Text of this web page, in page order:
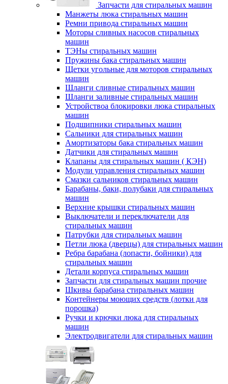
Запчасти для стиральных машин
Манжеты люка стиральных машин
Ремни привода стиральных машин
Моторы сливных насосов стиральных
машин
ТЭНы стиральных машин
Пружины бака стиральных машин
Щетки угольные для моторов стиральных
машин
Шланги сливные стиральных машин
Шланги заливные стиральных машин
Устройствоа блокировки люка стиральных
машин
Подшипники стиральных машин
Сальники для стиральных машин
Амортизаторы бака стиральных машин
Датчики для стиральных машин
Клапаны для стиральных машин ( КЭН)
Модули управления стиральных машин
Смазки сальников стиральных машин
Барабаны, баки, полубаки для стиральных
машин
Верхние крышки стиральных машин
Выключатели и переключатели для
стиральных машин
Патрубки для стиральных машин
Петли люка (дверцы) для стиральных машин
Ребра барабана (лопасти, бойники) для
стиральных машин
Детали корпуса стиральных машин
Запчасти для стиральных машин прочие
Шкивы барабана стиральных машин
Контейнеры моющих средств (лотки для
порошка)
Ручки и крючки люка для стиральных
машин
Электродвигатели для стиральных машин